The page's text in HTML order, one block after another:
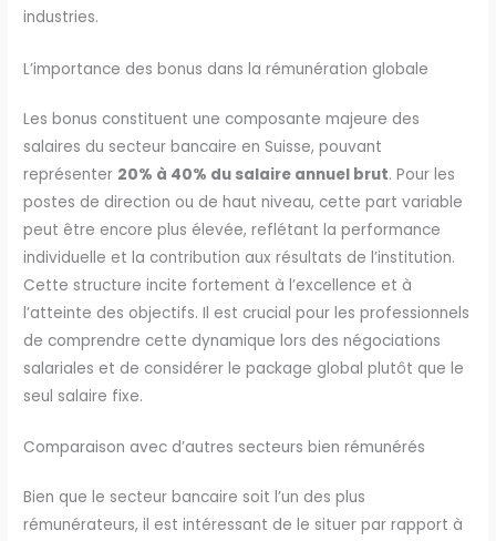
industries.
L’importance des bonus dans la rémunération globale
Les bonus constituent une composante majeure des
salaires du secteur bancaire en Suisse, pouvant
représenter 20% à 40% du salaire annuel brut. Pour les
postes de direction ou de haut niveau, cette part variable
peut être encore plus élevée, reflétant la performance
individuelle et la contribution aux résultats de l’institution.
Cette structure incite fortement à l’excellence et à
l’atteinte des objectifs. Il est crucial pour les professionnels
de comprendre cette dynamique lors des négociations
salariales et de considérer le package global plutôt que le
seul salaire fixe.
Comparaison avec d’autres secteurs bien rémunérés
Bien que le secteur bancaire soit l’un des plus
rémunérateurs, il est intéressant de le situer par rapport à